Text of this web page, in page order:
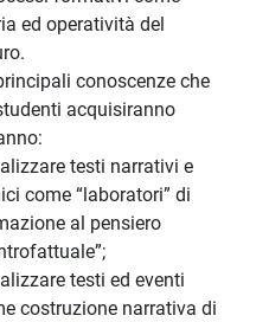
ed operatività del
conoscenze che
acquisiranno
testi narrativi e
come “laboratori” di
al pensiero
testi ed eventi
costruzione narrativa di